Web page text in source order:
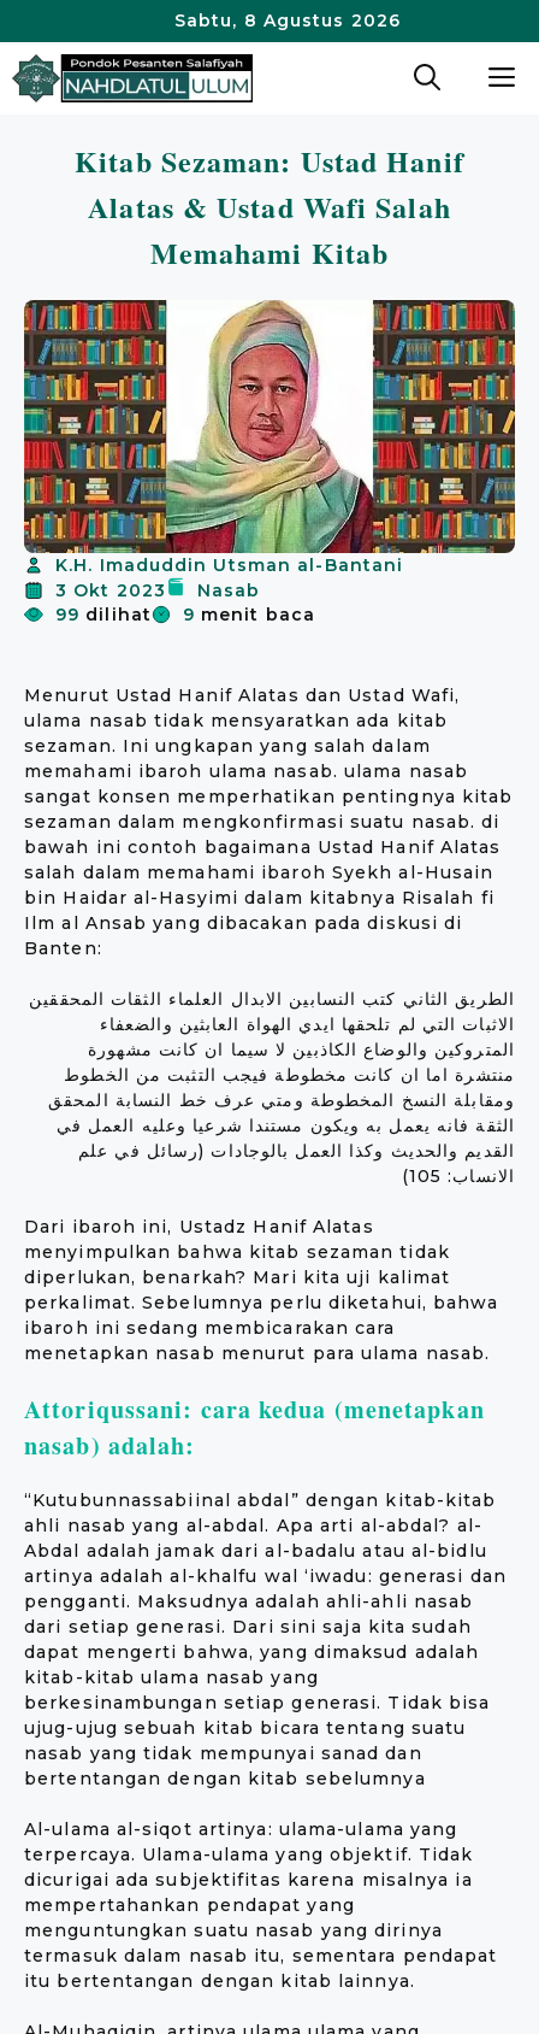
ke
isi
Sabtu, 8 Agustus 2026
Kitab Sezaman: Ustad Hanif
Alatas & Ustad Wafi Salah
Memahami Kitab
K.H. Imaduddin Utsman al-Bantani
3 Okt 2023
Nasab
99 dilihat 9 menit baca
Menurut Ustad Hanif Alatas dan Ustad Wafi,
ulama nasab tidak mensyaratkan ada kitab
sezaman. Ini ungkapan yang salah dalam
memahami ibaroh ulama nasab. ulama nasab
sangat konsen memperhatikan pentingnya kitab
sezaman dalam mengkonfirmasi suatu nasab. di
bawah ini contoh bagaimana Ustad Hanif Alatas
salah dalam memahami ibaroh Syekh al-Husain
bin Haidar al-Hasyimi dalam kitabnya Risalah fi
Ilm al Ansab yang dibacakan pada diskusi di
Banten:
الطريق الثاني كتب النسابين الابدال العلماء الثقات المحققين
الاثبات التي لم تلحقها ايدي الهواة العابثين والضعفاء
المتروكين والوضاع الكاذبين لا سيما ان كانت مشهورة
منتشرة اما ان كانت مخطوطة فيجب التثبت من الخطوط
ومقابلة النسخ المخطوطة ومتي عرف خط النسابة المحقق
الثقة فانه يعمل به ويكون مستندا شرعيا وعليه العمل في
القديم والحديث وكذا العمل بالوجادات (رسائل في علم
الانساب: 105)
Dari ibaroh ini, Ustadz Hanif Alatas
menyimpulkan bahwa kitab sezaman tidak
diperlukan, benarkah? Mari kita uji kalimat
perkalimat. Sebelumnya perlu diketahui, bahwa
ibaroh ini sedang membicarakan cara
menetapkan nasab menurut para ulama nasab.
Attoriqussani: cara kedua (menetapkan
nasab) adalah:
“Kutubunnassabiinal abdal” dengan kitab-kitab
ahli nasab yang al-abdal. Apa arti al-abdal? al-
Abdal adalah jamak dari al-badalu atau al-bidlu
artinya adalah al-khalfu wal ‘iwadu: generasi dan
pengganti. Maksudnya adalah ahli-ahli nasab
dari setiap generasi. Dari sini saja kita sudah
dapat mengerti bahwa, yang dimaksud adalah
kitab-kitab ulama nasab yang
berkesinambungan setiap generasi. Tidak bisa
ujug-ujug sebuah kitab bicara tentang suatu
nasab yang tidak mempunyai sanad dan
bertentangan dengan kitab sebelumnya
Al-ulama al-siqot artinya: ulama-ulama yang
terpercaya. Ulama-ulama yang objektif. Tidak
dicurigai ada subjektifitas karena misalnya ia
mempertahankan pendapat yang
menguntungkan suatu nasab yang dirinya
termasuk dalam nasab itu, sementara pendapat
itu bertentangan dengan kitab lainnya.